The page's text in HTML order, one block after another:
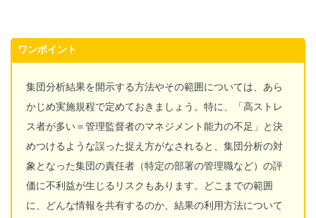
ワンポイント
集団分析結果を開示する方法やその範囲については、あら
かじめ実施規程で定めておきましょう。特に、「高ストレ
ス者が多い＝管理監督者のマネジメント能力の不足」と決
めつけるような誤った捉え方がなされると、集団分析の対
象となった集団の責任者（特定の部署の管理職など）の評
価に不利益が生じるリスクもあります。どこまでの範囲
に、どんな情報を共有するのか、結果の利用方法について